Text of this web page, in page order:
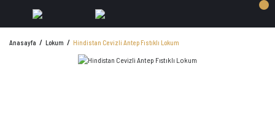
Anasayfa Lokum Hindistan Cevizli Antep Fıstıklı Lokum